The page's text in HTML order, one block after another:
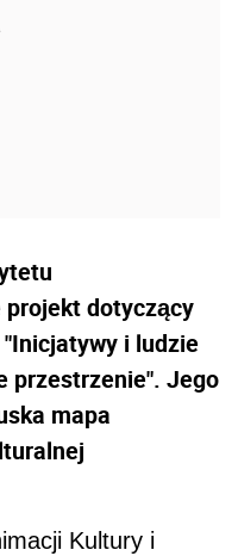
dotyczący
i ludzie
przestrzenie". Jego
mapa
Kultury i